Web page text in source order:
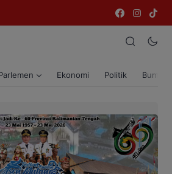
Ekonomi Politik Bumi